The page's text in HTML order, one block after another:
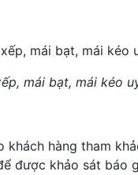
mái bạt, mái kéo
hàng tham
được khảo sát báo